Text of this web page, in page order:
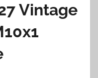
Vintage